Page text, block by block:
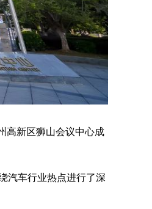
高新区狮山会议中心成
汽车行业热点进行了深